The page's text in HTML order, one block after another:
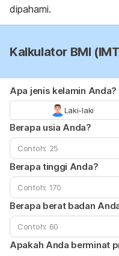
dipahami.
Kalkulator BMI
Apa jenis kelamin Anda?
Laki-laki
Berapa usia Anda?
Berapa tinggi Anda?
Berapa berat badan
Apakah Anda berminat